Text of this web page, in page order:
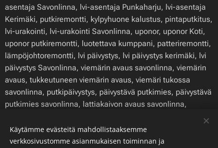
asentaja Savonlinna, lvi-asentaja Punkaharju, lvi-asentaja
Kerimäki, putkiremontti, kylpyhuone kalustus, pintaputkitus,
lvi-urakointi, lvi-urakointi Savonlinna, uponor, uponor Koti,
uponor putkiremontti, luotettava kumppani, patteriremontti,
lämpöjohtoremontti, lvi päivystys, lvi päivystys kerimäki, lvi
päivystys Savonlinna, viemärin avaus savonlinna, viemärin
avaus, tukkeutuneen viemärin avaus, viemäri tukossa
savonlinna, putkipäivystys, päivystävä putkimies, päivystävä
putkimies savonlinna, lattiakaivon avaus savonlinna,
savonlinna
Käytämme evästeitä mahdollistaaksemme
verkkosivustomme asianmukaisen toiminnan ja